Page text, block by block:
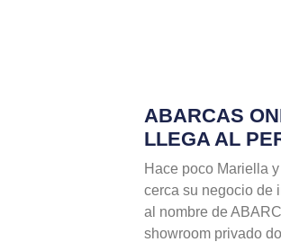
ABARCAS
LLEGA AL
Hace poco Mariella
cerca su negocio de
al nombre de
showroom privado